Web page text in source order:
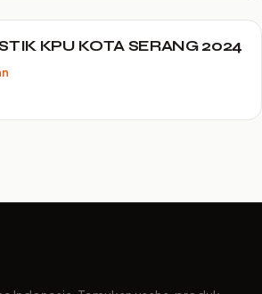
KPU KOTA SERANG 2024